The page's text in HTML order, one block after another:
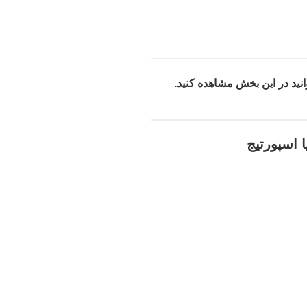
در این بخش مشاهده کنید.
اسپورتیج